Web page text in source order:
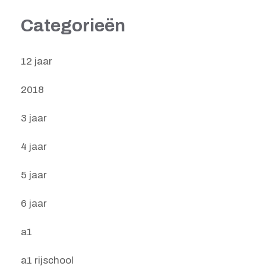
Categorieën
12 jaar
2018
3 jaar
4 jaar
5 jaar
6 jaar
a1
a1 rijschool